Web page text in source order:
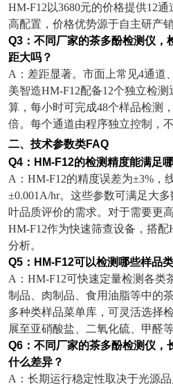
HM-F12 以3680元的价格提供12通
高配置，价格优势源于自主研产
Q3 ：不同厂家的茶多酚检测仪
距大吗？
A ：差距显著。市面上常见4通道、
美智造HM-F12配备12个独立检测
算，每小时可完成48个样品检测
倍。每个通道由程序独立控制，
二、技术参数类FAQ
Q4 ： HM-F12的检测精度能满足
A ： HM-F12的精度误差为±3% ，
±0.001A/hr。这些参数可满足大
叶品质评价的需求。对于需要更
HM-F12作为快速筛查设备，搭配
分析。
Q5 ： HM-F12可以检测哪些样品
A ： HM-F12可快速定量检测各类
制品、肉制品、食用油脂等中的
多种类样品菜单库，可灵活选择
展至亚硝酸盐、二氧化硫、甲醛
Q6 ：不同厂家的茶多酚检测仪
什么差异？
A ：长期运行稳定性取决于光源